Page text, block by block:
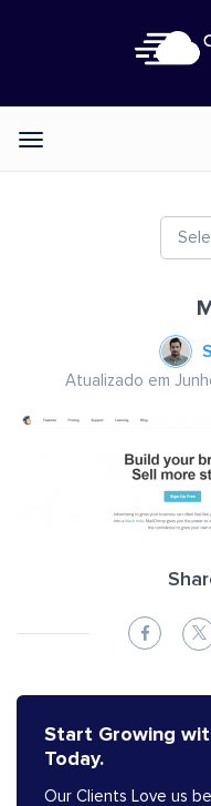
Categories
Atualizado em
Start Growing
Today.
Our Clients Love us